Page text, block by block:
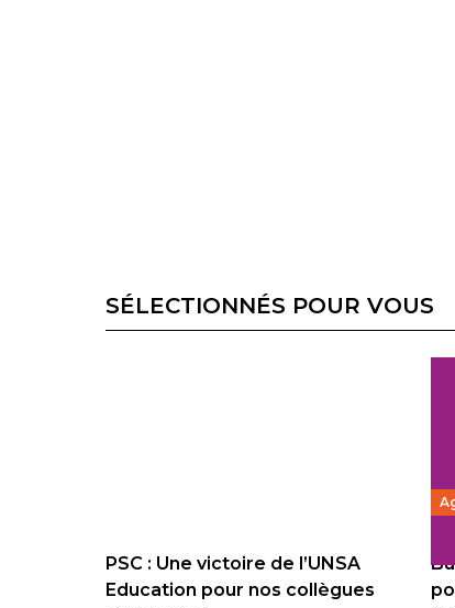
SÉLECTIONNÉS POUR VOUS
PSC : Une victoire de l’UNSA
Education pour nos collègues